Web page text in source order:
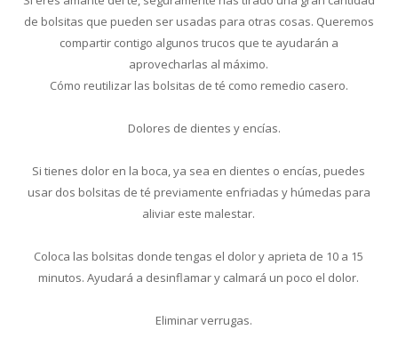
de bolsitas que pueden ser usadas para otras cosas. Queremos
compartir contigo algunos trucos que te ayudarán a
aprovecharlas al máximo.
Cómo reutilizar las bolsitas de té como remedio casero.
Dolores de dientes y encías.
Si tienes dolor en la boca, ya sea en dientes o encías, puedes
usar dos bolsitas de té previamente enfriadas y húmedas para
aliviar este malestar.
Coloca las bolsitas donde tengas el dolor y aprieta de 10 a 15
minutos. Ayudará a desinflamar y calmará un poco el dolor.
Eliminar verrugas.